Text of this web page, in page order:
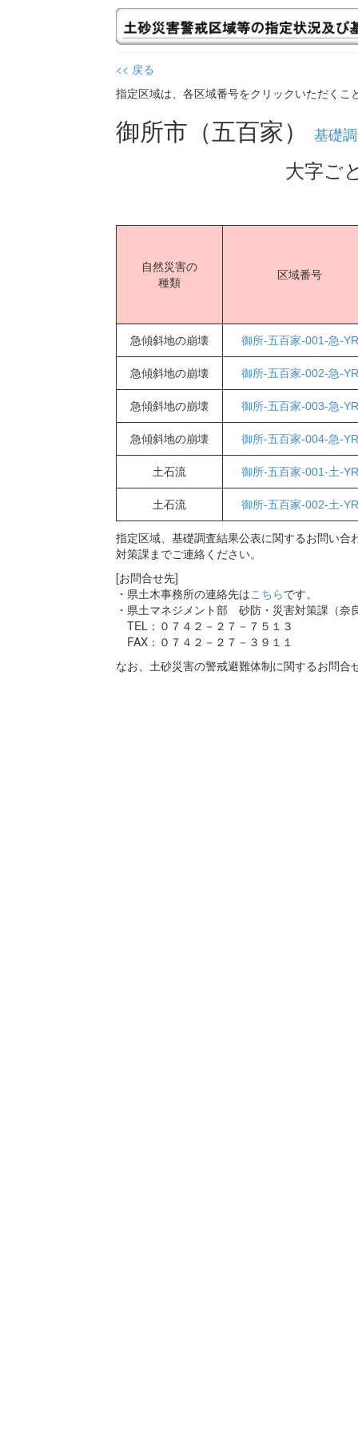
<< 戻る
指定区域は、各区域番号をクリックいただくこ
御所市（五百家） 基礎
大字ご
急傾斜地の崩壊 御所-五百家-001-急-YR
急傾斜地の崩壊 御所-五百家-002-急-YR
急傾斜地の崩壊 御所-五百家-003-急-YR
急傾斜地の崩壊 御所-五百家-004-急-YR
土石流 御所-五百家-001-土-YR
土石流 御所-五百家-002-土-YR
自然災害の
種類
区域番号
指定区域、基礎調査結果公表に関するお問い
対策課までご連絡ください。
[お問合せ先]
・県土木事務所の連絡先はこちらです。
・県土マネジメント部 砂防・災害対策課（奈
TEL：０７４２－２７－７５１３
FAX：０７４２－２７－３９１１
なお、土砂災害の警戒避難体制に関するお問